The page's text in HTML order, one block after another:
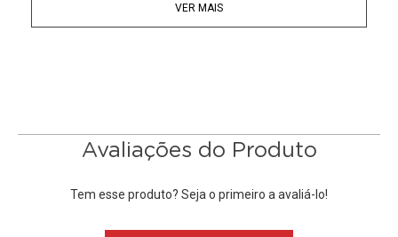
Tripés FotográficoseTripés Stand de Iluminação
• Rolamentos de esferas de alta qualidade
VER MAIS
Avaliações do Produto
Tem esse produto? Seja o primeiro a avaliá-lo!